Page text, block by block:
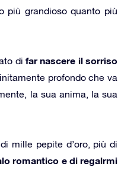
più grandioso quanto più
di far nascere il sorriso
profondo che va
la sua anima, la sua
mille pepite d’oro, più di
romantico e di regalrmi